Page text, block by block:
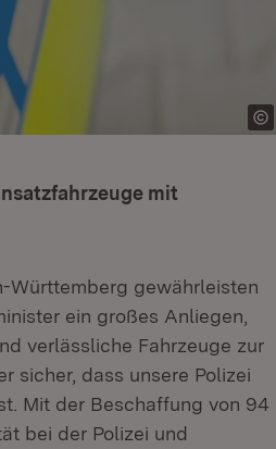
mit
Württemberg gewährleisten
ein großes Anliegen,
verlässliche Fahrzeuge zur
sicher, dass unsere Polizei
Mit der Beschaffung von 94
bei der Polizei und